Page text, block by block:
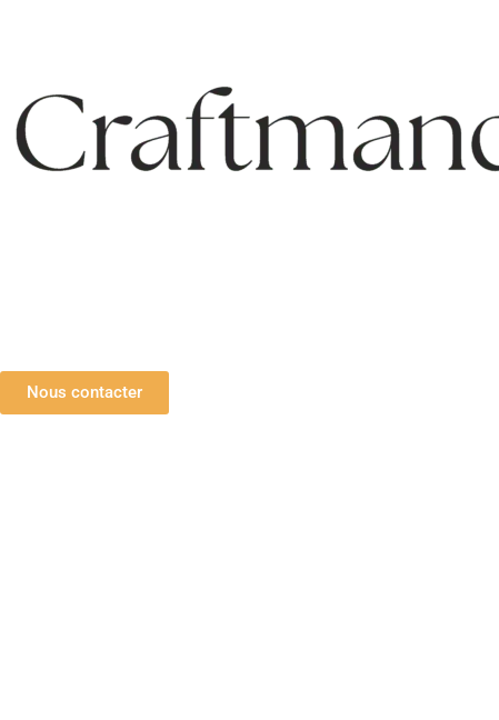
Nous contacter